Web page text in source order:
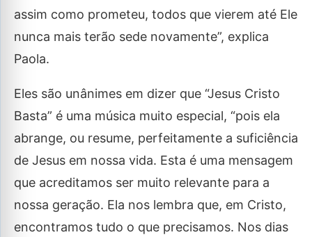
assim como prometeu, todos que vierem até Ele
nunca mais terão sede novamente”, explica
Paola.
Eles são unânimes em dizer que “Jesus Cristo
Basta” é uma música muito especial, “pois ela
abrange, ou resume, perfeitamente a suficiência
de Jesus em nossa vida. Esta é uma mensagem
que acreditamos ser muito relevante para a
nossa geração. Ela nos lembra que, em Cristo,
encontramos tudo o que precisamos. Nos dias